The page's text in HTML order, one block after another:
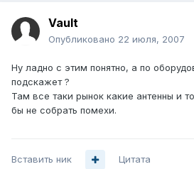
Vault
Опубликовано 22 июля, 2007
Ну ладно с этим понятно, а по
подскажет ?
Там все таки рынок какие антенны и
бы не собрать помехи.
Вставить ник Цитата